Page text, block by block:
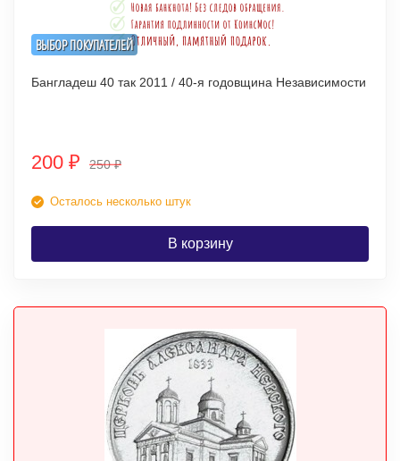
ВЫБОР ПОКУПАТЕЛЕЙ
Бангладеш 40 так 2011 / 40-я годовщина Независимости
200 ₽ 250₽
Осталось несколько штук
В корзину